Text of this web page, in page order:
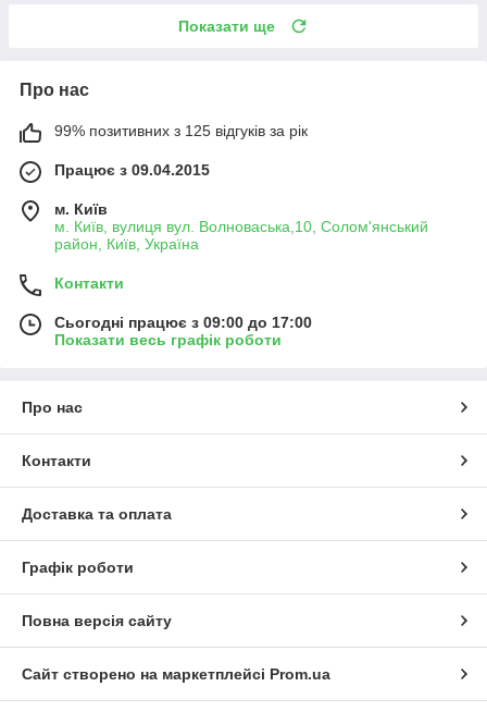
Показати ще
Про нас
99% позитивних з 125 відгуків за рік
Працює з 09.04.2015
м. Київ
м. Київ, вулиця вул. Волноваська,10, Солом'янський
район, Київ, Україна
Контакти
Сьогодні працює з 09:00 до 17:00
Показати весь графік роботи
Про нас
Контакти
Доставка та оплата
Графік роботи
Повна версія сайту
Сайт створено на маркетплейсі Prom.ua